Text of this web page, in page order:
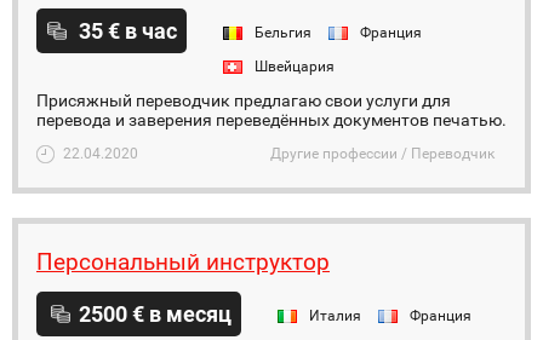
35 € в час Бельгия
Франция
Швейцария
Присяжный переводчик предлагаю свои услуги для
перевода и заверения переведённых документов печатью.
22.04.2020 Другие профессии / Переводчик
Персональный инструктор
2500 € в месяц Италия
Франция